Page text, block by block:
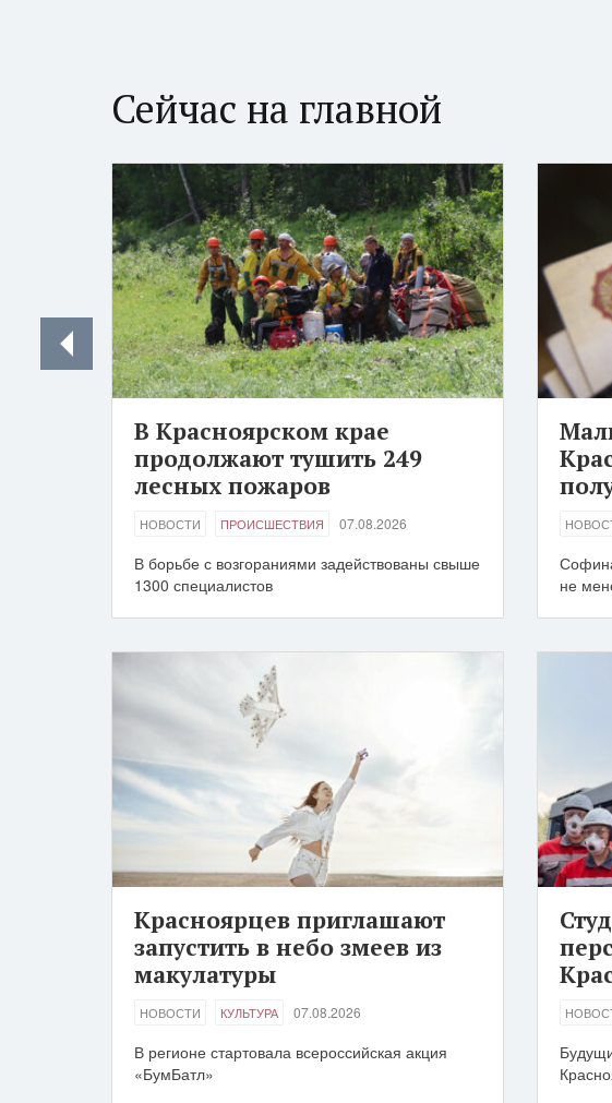
Сейчас на главной
В Красноярском крае
продолжают тушить 249
лесных пожаров
НОВОСТИ ПРОИСШЕСТВИЯ 07.08.2026
В борьбе с возгораниями задействованы свыше
1300 специалистов
не
Красноярцев приглашают
запустить в небо змеев из
макулатуры
НОВОСТИ КУЛЬТУРА 07.08.2026
В регионе стартовала всероссийская акция
«БумБатл»